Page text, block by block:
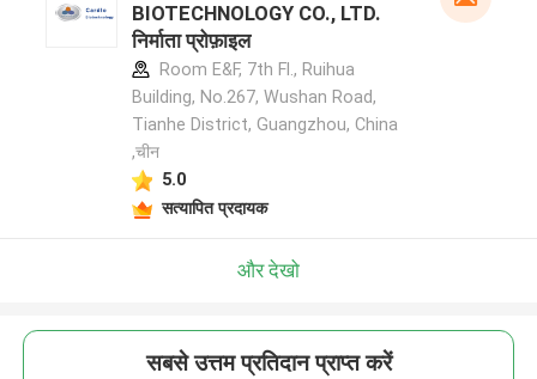
BIOTECHNOLOGY CO., LTD.
निर्माता प्रोफ़ाइल
Room E&F, 7th Fl., Ruihua
Building, No.267, Wushan Road,
Tianhe District, Guangzhou, China
,चीन
5.0
सत्यापित प्रदायक
और देखो
सबसे उत्तम प्रतिदान प्राप्त करें